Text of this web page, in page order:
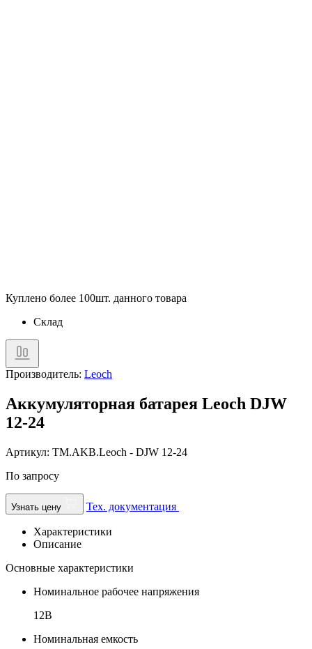
Куплено более 100шт. данного товара
Склад
Производитель: Leoch
Аккумуляторная батарея Leoch DJW
12-24
Артикул: TM.AKB.Leoch - DJW 12-24
По запросу
Узнать цену Тех. документация
Характеристики
Описание
Основные характеристики
Номинальное рабочее напряжения
12В
Номинальная емкость